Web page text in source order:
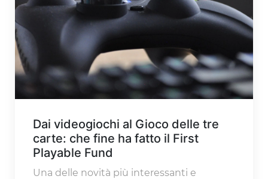
Dai videogiochi al Gioco delle tre
carte: che fine ha fatto il First
Playable Fund
Una delle novità più interessanti e